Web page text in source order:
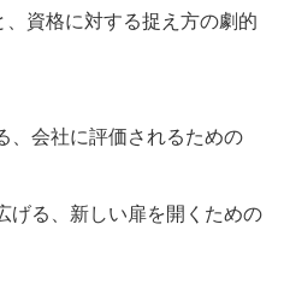
資格に対する捉え方の劇的
、会社に評価されるための
げる、新しい扉を開くための